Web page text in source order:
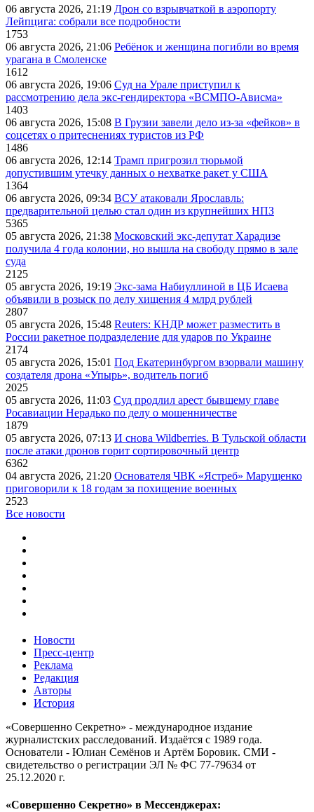
06 августа 2026, 21:19 Дрон со взрывчаткой в аэропорту
Лейпцига: собрали все подробности
1753
06 августа 2026, 21:06 Ребёнок и женщина погибли во время
урагана в Смоленске
1612
06 августа 2026, 19:06 Суд на Урале приступил к
рассмотрению дела экс-гендиректора «ВСМПО-Ависма»
1403
06 августа 2026, 15:08 В Грузии завели дело из-за «фейков» в
соцсетях о притеснениях туристов из РФ
1486
06 августа 2026, 12:14 Трамп пригрозил тюрьмой
допустившим утечку данных о нехватке ракет у США
1364
06 августа 2026, 09:34 ВСУ атаковали Ярославль:
предварительной целью стал один из крупнейших НПЗ
5365
05 августа 2026, 21:38 Московский экс-депутат Харадизе
получила 4 года колонии, но вышла на свободу прямо в зале
суда
2125
05 августа 2026, 19:19 Экс-зама Набиуллиной в ЦБ Исаева
объявили в розыск по делу хищения 4 млрд рублей
2807
05 августа 2026, 15:48 Reuters: КНДР может разместить в
России ракетное подразделение для ударов по Украине
2174
05 августа 2026, 15:01 Под Екатеринбургом взорвали машину
создателя дрона «Упырь», водитель погиб
2025
05 августа 2026, 11:03 Суд продлил арест бывшему главе
Росавиации Нерадько по делу о мошенничестве
1879
05 августа 2026, 07:13 И снова Wildberries. В Тульской области
после атаки дронов горит сортировочный центр
6362
04 августа 2026, 21:20 Основателя ЧВК «Ястреб» Марущенко
приговорили к 18 годам за похищение военных
2523
Все новости
Новости
Пресс-центр
Реклама
Редакция
Авторы
История
«Совершенно Секретно» - международное издание
журналистских расследований. Издаётся с 1989 года.
Основатели - Юлиан Семёнов и Артём Боровик. CМИ -
свидетельство о регистрации ЭЛ № ФС 77-79634 от
25.12.2020 г.
«Совершенно Секретно» в Мессенджерах: